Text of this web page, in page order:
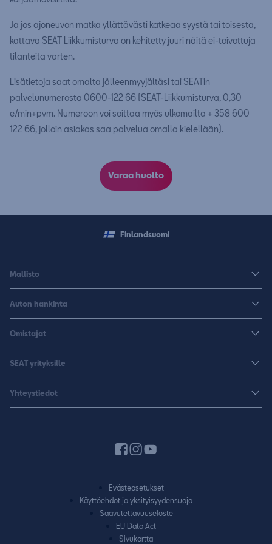
Ja jos ajoneuvon matka yllättävästi katkeaa syystä tai toisesta,
kattava SEAT Liikkumisturva on kehitetty juuri näitä ei-toivottuja
tilanteita varten.
Lisätietoja saat omalta jälleenmyyjältäsi tai SEATin
palvelunumerosta 0600-122 66 (SEAT-Liikkumisturva, 0,30
e/min+pvm. Numeroon voi soittaa myös ulkomailta + 358 600
122 66, jolloin asiakas saa palvelua omalla kielellään).
Varaa huolto
Finlandsuomi
Mallisto
Leon
Leon Sportstourer
Sähköautot
CUPRA
Auton hankinta
Autoja nopeaan toimitukseen
K-Auto SEAT
Varaa koeajo
Hinnastot ja esitteet
Omistajat
Lisävarusteet ja tarvikkeet
Huolenpitosopimus
SEAT yrityksille
Huolto ja takuu
Yhteystiedot
Yhteydenottolomake
Evästeasetukset
Käyttöehdot ja yksityisyydensuoja
Saavutettavuuseloste
EU Data Act
Sivukartta